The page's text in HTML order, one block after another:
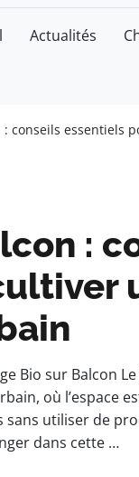
Actualités
: conseils
:
Bio sur Balcon
où l’espace
utiliser de
dans cette …